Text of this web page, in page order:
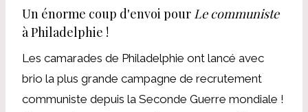
Un énorme coup d'envoi pour Le communiste
à Philadelphie !
Les camarades de Philadelphie ont lancé avec
brio la plus grande campagne de recrutement
communiste depuis la Seconde Guerre mondiale !